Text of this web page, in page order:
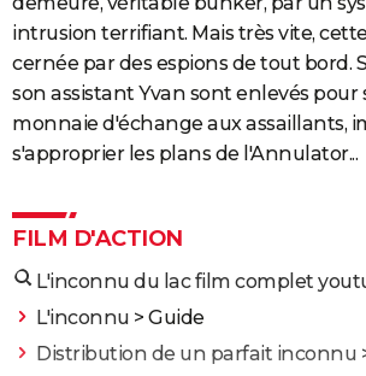
S'inscrire
Se connecter
Lycées
Collèges
Primaires
Universités
Entreprises
Service militaire
Avis de recherche
AVIS DE DÉCÈS
FORUM
Bricolage
Lifestyle
Culture
Sport
Auto
Television
Voyage
Cinema
intrusion terrifiant. Mais très vite,
cernée par des espions de tout bord.
son assistant Yvan sont enlevés pour
monnaie d'échange aux assaillants,
s'approprier les plans de l'Annulator...
FILM D'ACTION
L'inconnu du lac film complet
L'inconnu > Guide
Distribution de un parfait inconnu